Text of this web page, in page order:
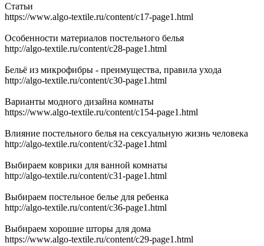
Cтатьи
https://www.algo-textile.ru/content/c17-page1.html
Особенности материалов постельного белья
http://algo-textile.ru/content/c28-page1.html
Бельё из микрофибры - преимущества, правила ухода
http://algo-textile.ru/content/c30-page1.html
Варианты модного дизайна комнаты
https://www.algo-textile.ru/content/c154-page1.html
Влияние постельного белья на сексуальную жизнь человека
http://algo-textile.ru/content/c32-page1.html
Выбираем коврики для ванной комнаты
http://algo-textile.ru/content/c31-page1.html
Выбираем постельное белье для ребенка
http://algo-textile.ru/content/c36-page1.html
Выбираем хорошие шторы для дома
https://www.algo-textile.ru/content/c29-page1.html